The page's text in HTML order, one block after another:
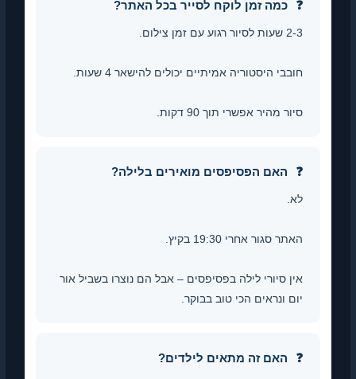
כמה זמן לוקח לסייר בכל האתר?
חובבי היסטוריה אמיתיים יכולים להישאר 4 שעות.
סיור מהיר אפשרי תוך 90 דקות.
האם הפסיפסים מואירים בלילה?
האתר סגור אחרי 19:30 בקיץ.
אין סיורי לילה בפסיפסים – אבל הם נוצרו בשביל אור
יום ונראים הכי טוב בבוקר.
האם זה מתאים לילדים?